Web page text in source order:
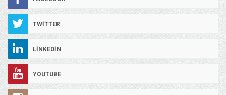
TWITTER
LINKEDIN
YOUTUBE